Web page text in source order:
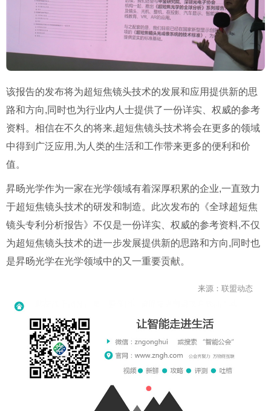
该报告的发布将为超短焦镜头技术的发展和应用提供新的思
路和方向,同时也为行业内人士提供了一份详实、权威的参考
资料。相信在不久的将来,超短焦镜头技术将会在更多的领域
中得到广泛应用,为人类的生活和工作带来更多的便利和价
值。
昇旸光学作为一家在光学领域有着深厚积累的企业,一直致力
于超短焦镜头技术的研发和制造。此次发布的《全球超短焦
镜头专利分析报告》不仅是一份详实、权威的参考资料,不仅
为超短焦镜头技术的进一步发展提供新的思路和方向,同时也
是昇旸光学在光学领域中的又一重要贡献。
来源：联盟动态